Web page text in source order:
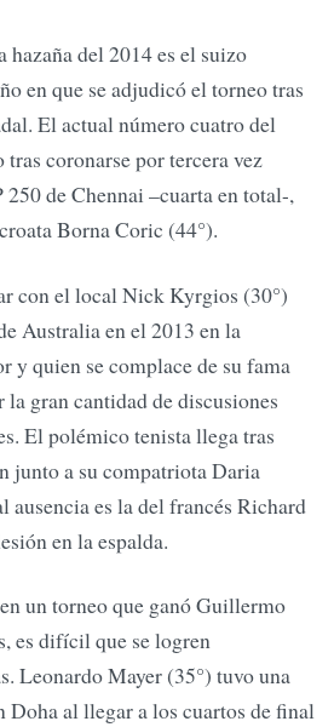
del 2014 es el suizo
en que se adjudicó el torneo tras
El actual número cuatro del
coronarse por tercera vez
de Chennai –cuarta en total-,
Borna Coric (44°).
con el local Nick Kyrgios (30°)
Australia en el 2013 en la
y quien se complace de su fama
la gran cantidad de discusiones
El polémico tenista llega tras
junto a su compatriota Daria
es la del francés Richard
en la espalda.
un torneo que ganó Guillermo
es difícil que se logren
Leonardo Mayer (35°) tuvo una
Doha al llegar a los cuartos de final